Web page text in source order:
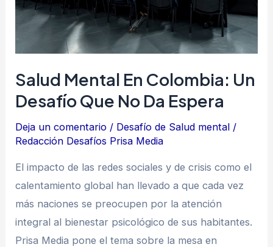
Salud Mental En Colombia: Un
Desafío Que No Da Espera
Deja un comentario / Desafío de Salud mental /
Redacción Desafíos Prisa Media
El impacto de las redes sociales y de crisis como el
calentamiento global han llevado a que cada vez
más naciones se preocupen por la atención
integral al bienestar psicológico de sus habitantes.
Prisa Media pone el tema sobre la mesa en
desafío
que
no
da